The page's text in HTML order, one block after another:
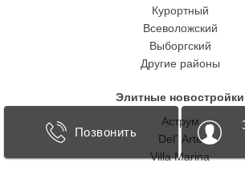
Позвонить
Курортный
Всеволожский
Выборгский
Другие районы
Элитные новостройки
Аструм
Del` Arte
Villa Marina